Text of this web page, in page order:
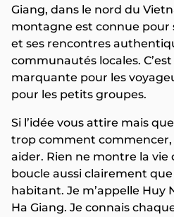
Giang, dans le nord du
montagne est connue pour
et ses rencontres
communautés locales.
marquante pour les
pour les petits groupes.
Si l’idée vous attire mais
trop comment commencer,
aider. Rien ne montre la vie
boucle aussi clairement
habitant. Je m’appelle Huy
Ha Giang. Je connais